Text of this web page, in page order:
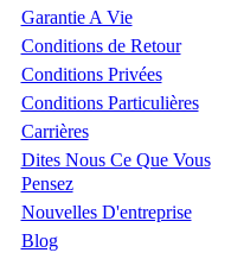
Garantie A Vie
Conditions de Retour
Conditions Privées
Conditions Particulières
Carrières
Dites Nous Ce Que Vous
Pensez
Nouvelles D'entreprise
Blog